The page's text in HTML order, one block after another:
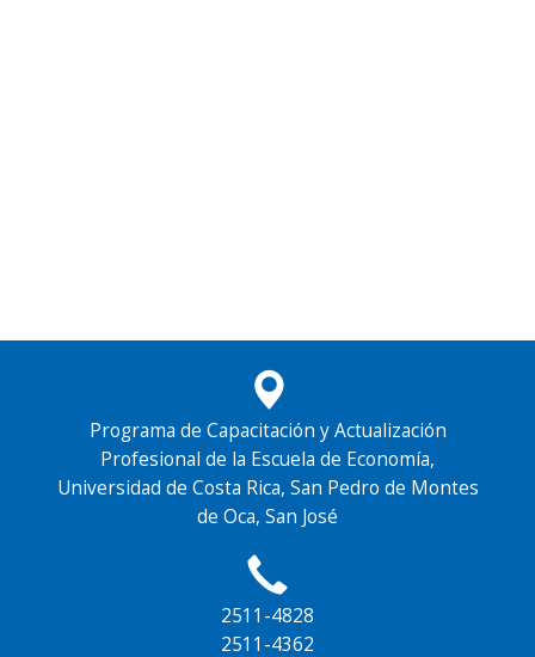
Programa de Capacitación y Actualización
Profesional de la Escuela de Economía,
Universidad de Costa Rica, San Pedro de Montes
de Oca, San José
2511-4828
2511-4362